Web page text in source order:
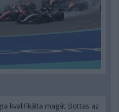
kvalifikálta magát Bottas az